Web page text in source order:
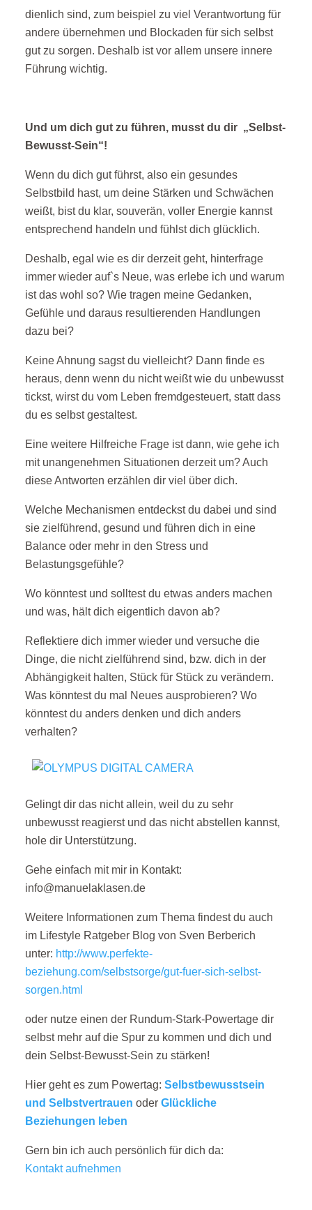
dienlich sind, zum beispiel zu viel Verantwortung für
andere übernehmen und Blockaden für sich selbst
gut zu sorgen. Deshalb ist vor allem unsere innere
Führung wichtig.
Und um dich gut zu führen, musst du dir „Selbst-
Bewusst-Sein“!
Wenn du dich gut führst, also ein gesundes
Selbstbild hast, um deine Stärken und Schwächen
weißt, bist du klar, souverän, voller Energie kannst
entsprechend handeln und fühlst dich glücklich.
Deshalb, egal wie es dir derzeit geht, hinterfrage
immer wieder auf`s Neue, was erlebe ich und warum
ist das wohl so? Wie tragen meine Gedanken,
Gefühle und daraus resultierenden Handlungen
dazu bei?
Keine Ahnung sagst du vielleicht? Dann finde es
heraus, denn wenn du nicht weißt wie du unbewusst
tickst, wirst du vom Leben fremdgesteuert, statt dass
du es selbst gestaltest.
Eine weitere Hilfreiche Frage ist dann, wie gehe ich
mit unangenehmen Situationen derzeit um? Auch
diese Antworten erzählen dir viel über dich.
Welche Mechanismen entdeckst du dabei und sind
sie zielführend, gesund und führen dich in eine
Balance oder mehr in den Stress und
Belastungsgefühle?
Wo könntest und solltest du etwas anders machen
und was, hält dich eigentlich davon ab?
Reflektiere dich immer wieder und versuche die
Dinge, die nicht zielführend sind, bzw. dich in der
Abhängigkeit halten, Stück für Stück zu verändern.
Was könntest du mal Neues ausprobieren? Wo
könntest du anders denken und dich anders
verhalten?
Gelingt dir das nicht allein, weil du zu sehr
unbewusst reagierst und das nicht abstellen kannst,
hole dir Unterstützung.
Gehe einfach mit mir in Kontakt:
info@manuelaklasen.de
Weitere Informationen zum Thema findest du auch
im Lifestyle Ratgeber Blog von Sven Berberich
unter: http://www.perfekte-
beziehung.com/selbstsorge/gut-fuer-sich-selbst-
sorgen.html
oder nutze einen der Rundum-Stark-Powertage dir
selbst mehr auf die Spur zu kommen und dich und
dein Selbst-Bewusst-Sein zu stärken!
Hier geht es zum Powertag:Selbstbewusstsein
und Selbstvertrauen oderGlückliche
Beziehungen leben
Gern bin ich auch persönlich für dich da:
Kontakt aufnehmen